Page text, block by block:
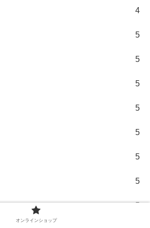
4
5
5
5
5
5
5
5
オンラインショップ